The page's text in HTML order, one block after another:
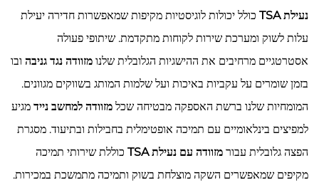
נעילת TSA
כולל יכולות לוגיסטיות מקיפות שמאפשרות חדירה יעילת
עלות לשוק ומערכת שירות לקוחות מתקדמת. שיתופי פעולה
אסטרטגיים מרחיבים את ההישגיות הגלובלית שלנו מזוודה נגד גניבה ובו
בזמן שומרים על עקביות באיכות ועל שלמות המותג בשווקים מגוונים.
המומחיות שלנו ברשת האספקה מבטיחה שכל מזוודה למחשב נייד מגיע
למפיצים בינלאומיים עם תמיכה אופטימלית בחבילות ובתיעוד. מסגרת
הפצה גלובלית עבור מזוודה עם נעילת TSA
כוללת שירותי תמיכה
מקיפים שמאפשרים השקה מוצלחת בשוק ותמיכה מתמשכת במכירות.